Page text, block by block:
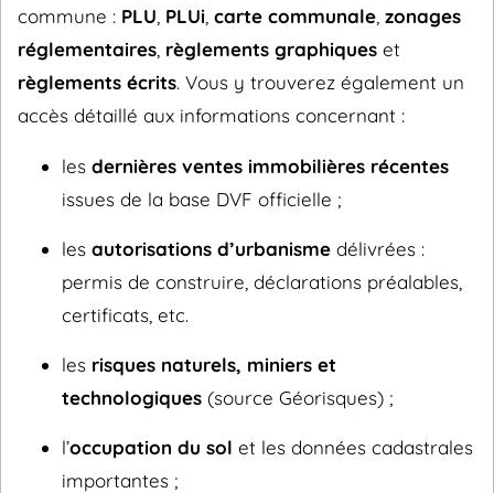
commune : PLU PLUi carte communale zonages
réglementaires règlements graphiques et
règlements écrits. Vous y trouverez également un
accès détaillé aux informations concernant :
les dernières ventes immobilières récentes
issues de la base DVF officielle ;
les autorisations d’urbanisme délivrées :
permis de construire, déclarations préalables,
certificats, etc.
les risques naturels, miniers et
technologiques (source Géorisques) ;
l’occupation du sol et les données cadastrales
importantes ;